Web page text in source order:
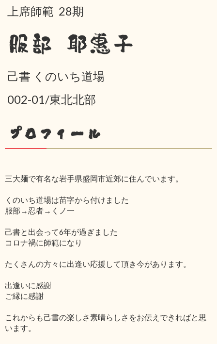
上席師範 28期
服部 耶惠子
己書 くのいち道場
002-01/東北北部
プロフィール
三大麺で有名な岩手県盛岡市近郊に住んでいます。
くのいち道場は苗字から付けました
服部→忍者→くノ一
己書と出会って6年が過ぎました
コロナ禍に師範になり
たくさんの方々に出逢い応援して頂き今があります。
出逢いに感謝
ご縁に感謝
これからも己書の楽しさ素晴らしさをお伝えできればと思
います。